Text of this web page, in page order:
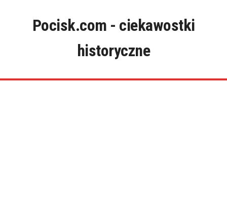
Pocisk.com - ciekawostki
historyczne